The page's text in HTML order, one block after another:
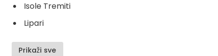
Isole Tremiti
Lipari
Prikaži sve